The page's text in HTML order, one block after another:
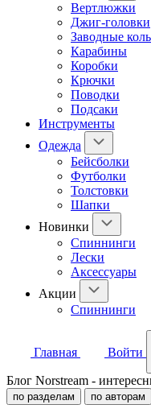
Вертлюжки
Джиг-головки
Заводные
Карабины
Коробки
Крючки
Поводки
Подсаки
Инструменты
Одежда
Бейсболки
Футболки
Толстовки
Шапки
Новинки
Спиннинги
Лески
Аксессуары
Акции
Спиннинги
Главная Войти
Блог Norstream -
по разделам по авторам